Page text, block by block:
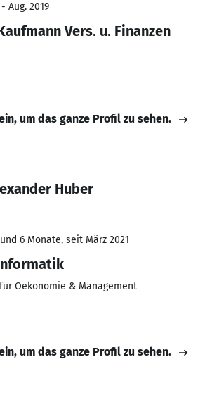
Aug. 2019
Vers. u. Finanzen
um das ganze Profil zu sehen.
Huber
6 Monate, seit März 2021
Oekonomie & Management
um das ganze Profil zu sehen.